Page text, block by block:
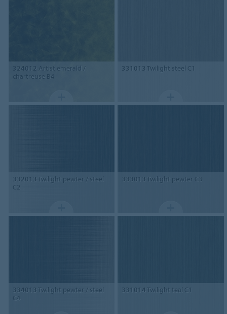
324012 Artist emerald /
chartreuse B4
331013 Twilight steel C1
332013 Twilight pewter / steel
C2
333013 Twilight pewter C3
334013 Twilight pewter / steel
C4
331014Twilight teal C1